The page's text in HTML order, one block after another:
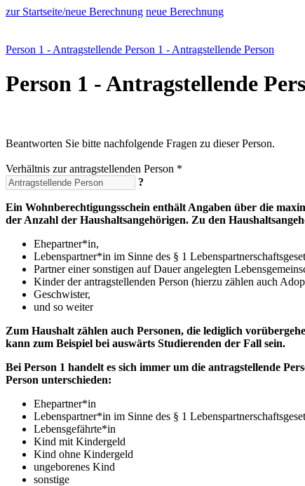
zur Startseite/neue Berechnung neue Berechnung
Person 1 - Antragstellende Person 1 - Antragstellende Person
Person 1 - Antragstellende
Beantworten Sie bitte nachfolgende Fragen zu dieser Person.
Verhältnis zur antragstellenden Person *
?
Ein Wohnberechtigungsschein enthält Angaben über die
der Anzahl der Haushaltsangehörigen. Zu den
Ehepartner*in,
Lebenspartner*in im Sinne des § 1
Partner einer sonstigen auf Dauer angelegten
Kinder der antragstellenden Person (hierzu zählen auch
Geschwister,
und so weiter
Zum Haushalt zählen auch Personen, die lediglich
kann zum Beispiel bei auswärts Studierenden der Fall sein.
Bei Person 1 handelt es sich immer um die antragstellende
Person unterschieden:
Ehepartner*in
Lebenspartner*in im Sinne des § 1
Lebensgefährte*in
Kind mit Kindergeld
Kind ohne Kindergeld
ungeborenes Kind
sonstige